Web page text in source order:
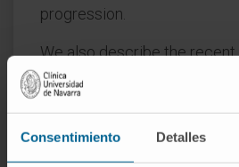
Consentimiento Detalles
progression.
We also describe the
that support the inhibition of
their cognate receptors C3aR
efficacy of current